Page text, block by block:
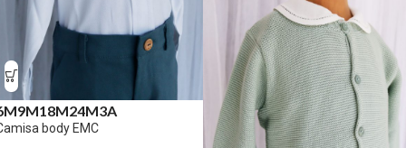
9M18M24M3A
body EMC